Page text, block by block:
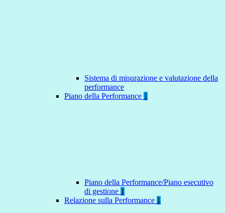
Sistema di misurazione e valutazione della
performance
Piano della Performance 1
Piano della Performance/Piano esecutivo
di gestione 1
Relazione sulla Performance 1